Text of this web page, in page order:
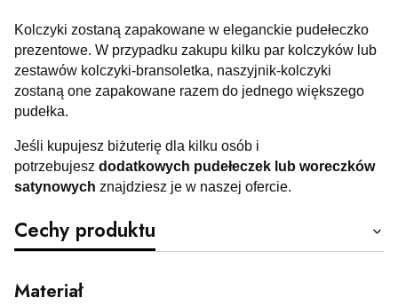
Kolczyki zostaną zapakowane w eleganckie pudełeczko
prezentowe. W przypadku zakupu kilku par kolczyków lub
zestawów kolczyki-bransoletka, naszyjnik-kolczyki
zostaną one zapakowane razem do jednego większego
pudełka.
Jeśli kupujesz biżuterię dla kilku osób i
potrzebujesz dodatkowych pudełeczek lub woreczków
satynowych znajdziesz je w naszej ofercie.
Cechy produktu
Materiał